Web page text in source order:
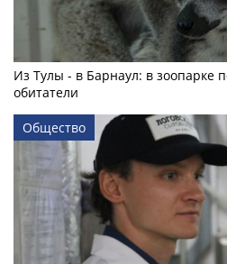
Из Тулы - в Барнаул: в зоопарке
обитатели
Общество